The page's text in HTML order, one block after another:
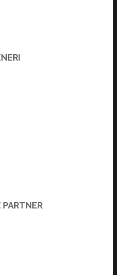
PARTNER